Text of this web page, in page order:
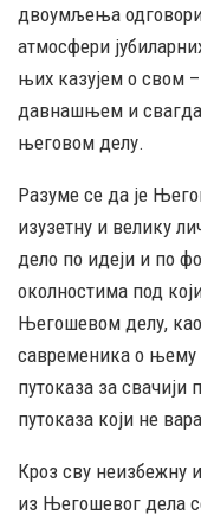
двоумљења
атмосфери
њих казујем о свом
давнашњем и
његовом делу.
Разуме се да је
изузетну и велику
дело по идеји и по
околностима под
Његошевом делу,
савременика о њему
путоказа за свачији
путоказа који не
Кроз сву неизбежну
из Његошевог дела